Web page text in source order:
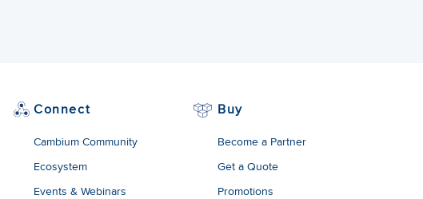
Connect
Cambium Community
Ecosystem
Events & Webinars
Buy
Become a Partner
Get a Quote
Promotions